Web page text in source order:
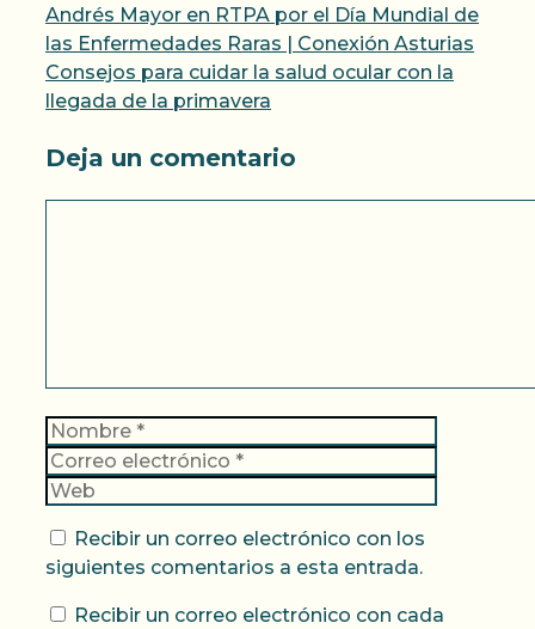
Andrés Mayor en RTPA por el Día Mundial de
las Enfermedades Raras | Conexión Asturias
Consejos para cuidar la salud ocular con la
llegada de la primavera
Deja un comentario
Nombre
Recibir un correo electrónico con los
siguientes comentarios a esta entrada.
Recibir un correo electrónico con cada